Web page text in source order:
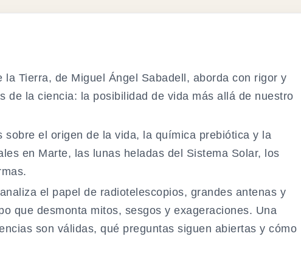
Tierra, de Miguel Ángel Sabadell, aborda con rigor y
de la ciencia: la posibilidad de vida más allá de nuestro
el origen de la vida, la química prebiótica y la
en Marte, las lunas heladas del Sistema Solar, los
el papel de radiotelescopios, grandes antenas y
que desmonta mitos, sesgos y exageraciones. Una
son válidas, qué preguntas siguen abiertas y cómo